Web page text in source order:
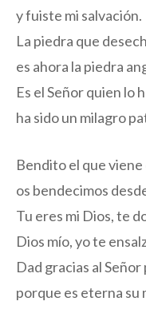
y fuiste mi salvación.
La piedra que
es ahora la piedra
Es el Señor quien lo
ha sido un milagro
Bendito el que
os bendecimos
Tu eres mi Dios, te
Dios mío, yo te
Dad gracias al
porque es eterna su